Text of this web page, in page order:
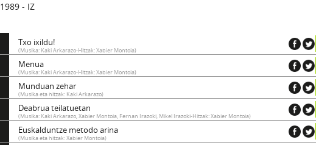
1989 - IZ
Txo ixildu!
(Musika: Kaki Arkarazo-Hitzak: Xabier Montoia)
Menua
(Musika: Kaki Arkarazo-Hitzak: Xabier Montoia)
Munduan zehar
(Musika eta hitzak: Kaki Arkarazo)
Deabrua teilatuetan
(Musika: Kaki Arkarazo, Xabier Montoia, Fernan Irazoki, Mikel Irazoki-Hitzak: Xabier Montoia)
Euskalduntze metodo arina
(Musika eta hitzak: Xabier Montoia)